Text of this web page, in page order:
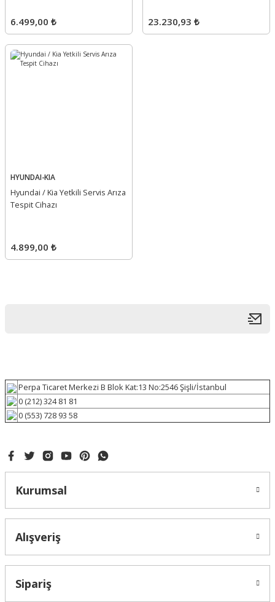
6.499,00 ₺ 23.230,93 ₺
HYUNDAI-KIA
Hyundai / Kia Yetkili Servis Arıza
Tespit Cihazı
4.899,00 ₺
Perpa Ticaret Merkezi B Blok Kat:13 No:2546 Şişli/İstanbul
0 (212) 324 81 81
0 (553) 728 93 58
Kurumsal
Alışveriş
Sipariş